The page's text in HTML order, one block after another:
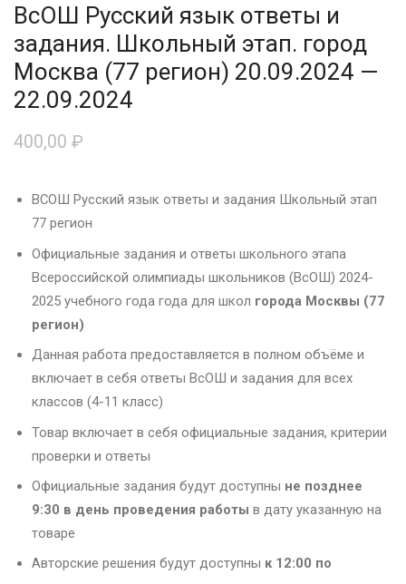
ВсОШ Русский язык ответы и
задания. Школьный этап. город
Москва (77 регион) 20.09.2024 —
22.09.2024
400,00 ₽
ВСОШ Русский язык ответы и задания Школьный этап
77 регион
Официальные задания и ответы школьного этапа
Всероссийской олимпиады школьников (ВсОШ) 2024-
2025 учебного года года для школ города Москвы (77
регион)
Данная работа предоставляется в полном объёме и
включает в себя ответы ВсОШ и задания для всех
классов (4-11 класс)
Товар включает в себя официальные задания, критерии
проверки и ответы
Официальные задания будут доступны не позднее
9:30 в день проведения работы в дату указанную на
товаре
Авторские решения будут доступны к 12:00 по